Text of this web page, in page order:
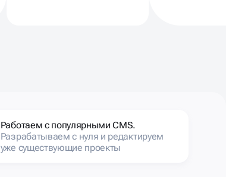
Работаем с популярными CMS.
Разрабатываем с нуля и редактируем
уже существующие проекты